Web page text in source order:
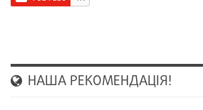
НАША РЕКОМЕНДАЦІЯ!